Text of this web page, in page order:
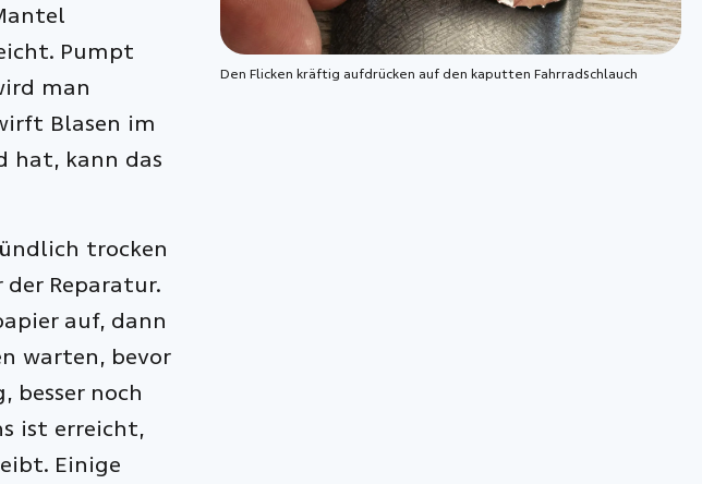
Pumpt
man
Blasen im
hat, kann das
trocken
Reparatur.
auf, dann
warten, bevor
besser noch
ist erreicht,
Einige
Den Flicken kräftig aufdrücken auf den kaputten Fahrradschlauch